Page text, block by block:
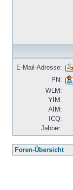
E-Mail-Adresse:
PN:
WLM:
YIM:
AIM:
ICQ:
Jabber:
Foren-Übersicht